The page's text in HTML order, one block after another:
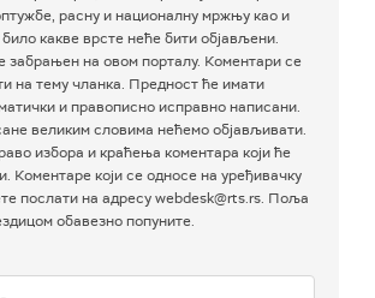
расну и националну мржњу као и
какве врсте неће бити објављени.
забрањен на овом порталу. Коментари се
на тему чланка. Предност ће имати
и правописно исправно написани.
великим словима нећемо објављивати.
избора и краћења коментара који ће
Коментаре који се односе на уређивачку
послати на адресу webdesk@rts.rs. Поља
обавезно попуните.